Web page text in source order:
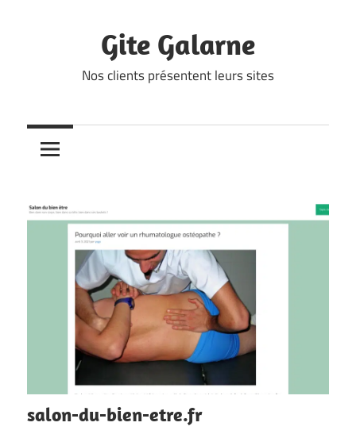
Gite Galarne
Nos clients présentent leurs sites
salon-du-bien-etre.fr